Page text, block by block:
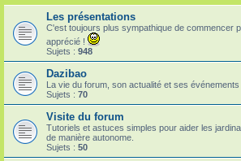
Les présentations
C'est toujours plus sympathique de commencer
apprécié !
Sujets : 948
Dazibao
La vie du forum, son actualité et ses événements
Sujets : 70
Visite du forum
Tutoriels et astuces simples pour aider les
de manière autonome.
Sujets : 50